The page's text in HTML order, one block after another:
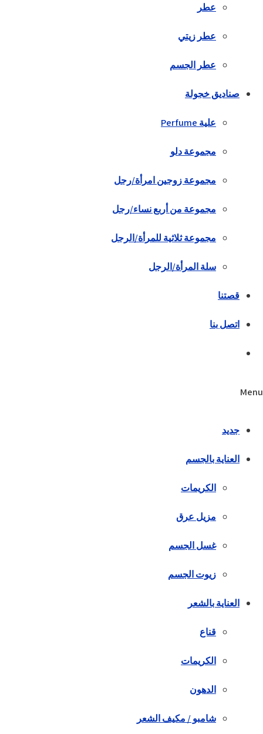
عطر
عطر زيتي
عطر الجسم
صناديق خجولة
علية Perfume
مجموعة دلو
مجموعة زوجين امرأة/رجل
مجموعة من أربع نساء/رجل
مجموعة ثلاثية للمرأة/الرجل
سلة المرأة/الرجل
قصتنا
اتصل بنا
Menu
جديد
العناية بالجسم
الكريمات
مزيل عرق
غسل الجسم
زيوت الجسم
العناية بالشعر
قناع
الكريمات
الدهون
شامبو / مكيف الشعر